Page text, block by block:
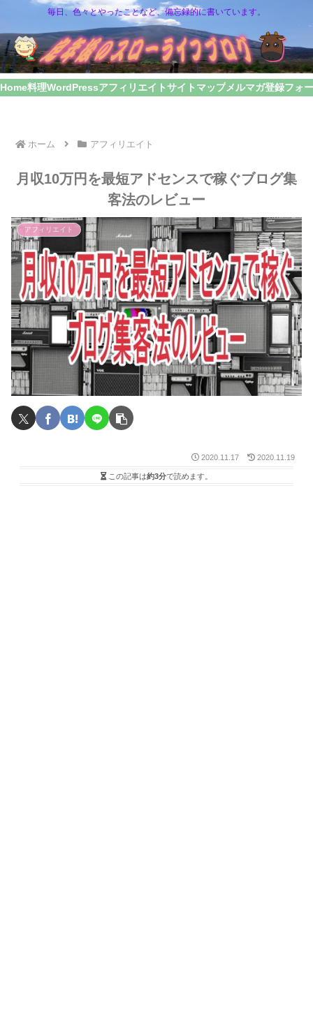
毎日、色々とやったことなど、備忘録的に書いています。
Home料理WordPressアフィリエイトサイトマップメルマガ登録フォ
ホーム アフィリエイト
月収10万円を最短アドセンスで稼ぐブログ集
客法のレビュー
アフィリエイト
2020.11.17 2020.11.19
この記事は約3分で読めます。